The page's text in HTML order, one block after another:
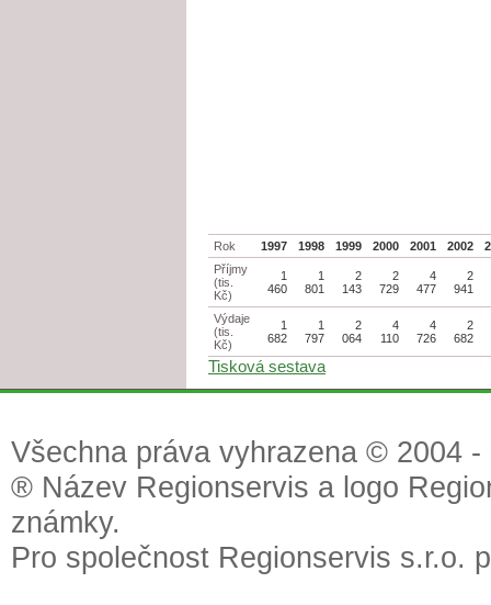
Rok 1997 1998 1999 2000 2001 2002
Příjmy
(tis.
Kč)
1
460
1
801
2
143
2
729
4
477
2
941
Výdaje
(tis.
Kč)
1
682
1
797
2
064
4
110
4
726
2
682
Tisková sestava
Všechna práva vyhrazena © 2004
® Název Regionservis a logo
známky.
Pro společnost Regionservis s.r.o.